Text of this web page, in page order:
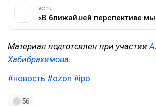
vc.ru
Материал подготовлен при участии
Хабибрахимова.
#новость #ozon #ipo
56